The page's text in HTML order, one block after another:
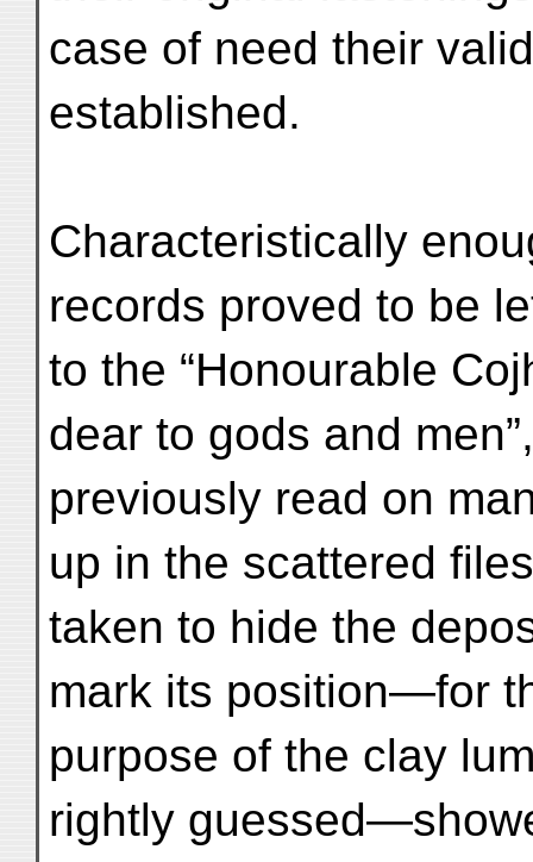
case of need their
established.
Characteristically
records proved to be
to the “Honourable
dear to gods and
previously read on
up in the scattered
taken to hide the
mark its position—for
purpose of the clay
rightly